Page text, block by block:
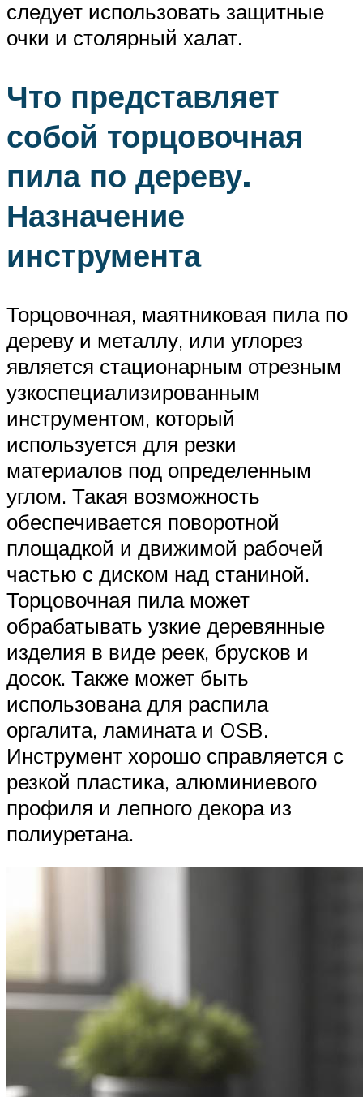
следует использовать защитные
очки и столярный халат.
Что представляет
собой торцовочная
пила по дереву.
Назначение
инструмента
Торцовочная, маятниковая пила по
дереву и металлу, или углорез
является стационарным отрезным
узкоспециализированным
инструментом, который
используется для резки
материалов под определенным
углом. Такая возможность
обеспечивается поворотной
площадкой и движимой рабочей
частью с диском над станиной.
Торцовочная пила может
обрабатывать узкие деревянные
изделия в виде реек, брусков и
досок. Также может быть
использована для распила
оргалита, ламината и OSB.
Инструмент хорошо справляется с
резкой пластика, алюминиевого
профиля и лепного декора из
полиуретана.